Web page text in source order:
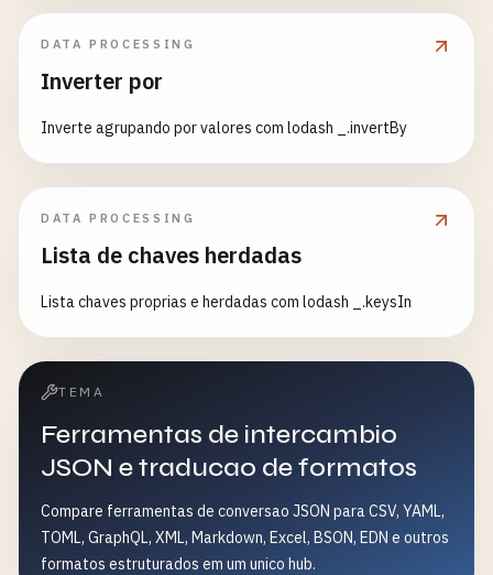
DATA PROCESSING
Inverter por
Inverte agrupando por valores com lodash _.invertBy
DATA PROCESSING
Lista de chaves herdadas
Lista chaves proprias e herdadas com lodash _.keysIn
TEMA
Ferramentas de intercambio
JSON e traducao de formatos
Compare ferramentas de conversao JSON para CSV, YAML,
TOML, GraphQL, XML, Markdown, Excel, BSON, EDN e outros
formatos estruturados em um unico hub.